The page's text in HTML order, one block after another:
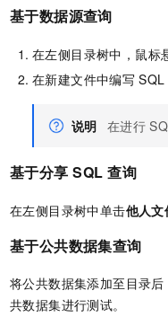
基于数据源查询
在左侧目录树中，鼠标
在新建文件中编写 SQL
说明 在进行
基于分享 SQL 查询
在左侧目录树中单击他人文
基于公共数据集查询
将公共数据集添加至目录
共数据集进行测试。